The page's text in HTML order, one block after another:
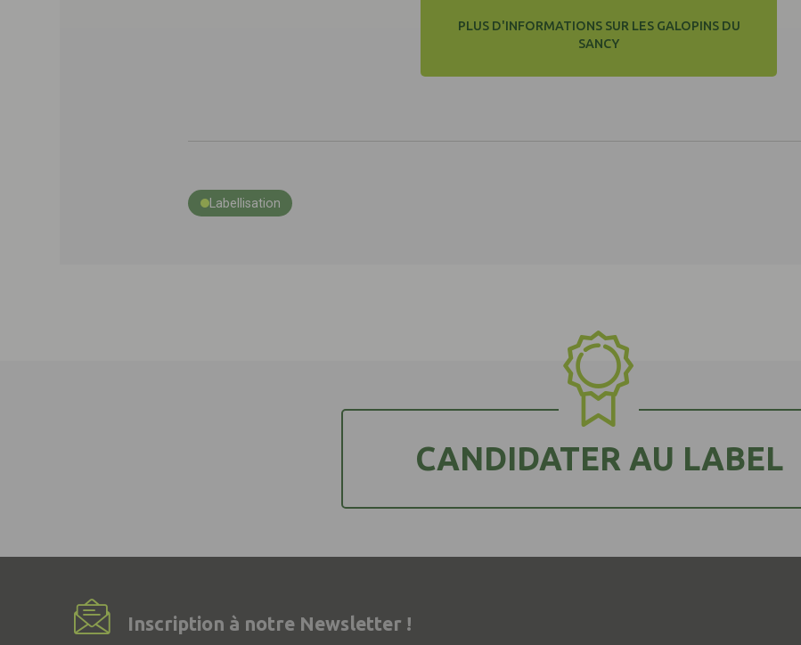
PLUS D'INFORMATIONS SUR LES GALOPINS DU
SANCY
Labellisation
CANDIDATER AU LABEL
Inscription à notre Newsletter !